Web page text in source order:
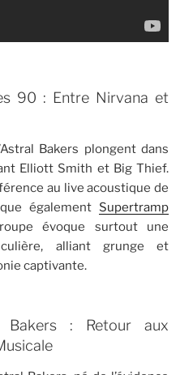
90 : Entre Nirvana et
Bakers plongent dans
Elliott Smith et Big Thief.
au live acoustique de
également Supertramp
évoque surtout une
alliant grunge et
captivante.
Bakers : Retour aux